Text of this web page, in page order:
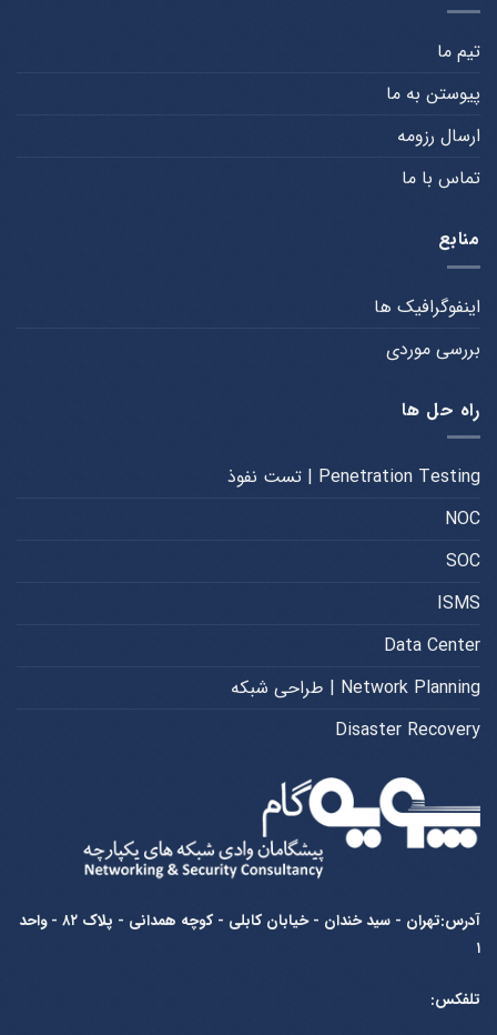
تیم ما
پیوستن به ما
ارسال رزومه
تماس با ما
منابع
اینفوگرافیک ها
بررسی موردی
راه حل ها
Penetration Testing | تست نفوذ
NOC
SOC
ISMS
Data Center
Network Planning | طراحی شبکه
Disaster Recovery
آدرس:تهران - سید خندان - خیابان کابلی - کوچه همدانی - پلاک ۸۲ - واحد
۱
تلفکس: